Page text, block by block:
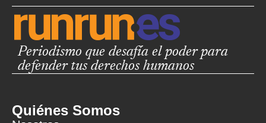
Periodismo que desafía el poder para
defender tus derechos humanos
Quiénes Somos